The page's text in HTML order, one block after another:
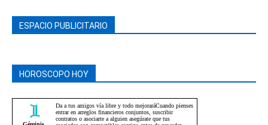
ESPACIO PUBLICITARIO
HOROSCOPO HOY